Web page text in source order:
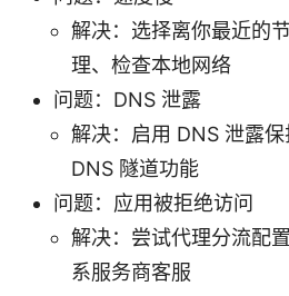
解决：选择离你最近的
理、检查本地网络
问题：DNS 泄露
解决：启用 DNS 泄露
DNS 隧道功能
问题：应用被拒绝访问
解决：尝试代理分流配
系服务商客服